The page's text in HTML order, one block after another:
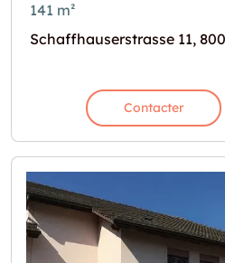
141 m²
Schaffhauserstrasse 11,
Contacter